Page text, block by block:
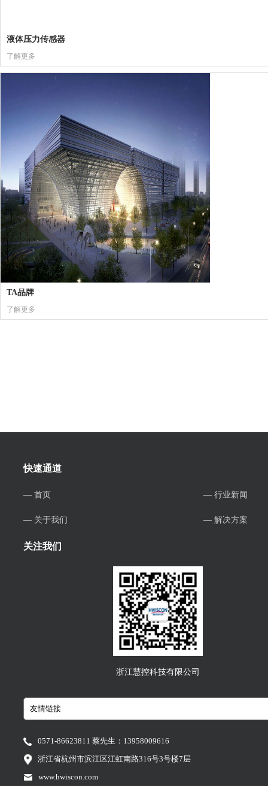
液体压力传感器
了解更多
TA品牌
了解更多
快速通道
— 首页 — 行业新闻
— 关于我们 — 解决方案
关注我们
浙江慧控科技有限公司
0571-86623811 蔡先生：13958009616
浙江省杭州市滨江区江虹南路316号3号楼7层
www.hwiscon.com